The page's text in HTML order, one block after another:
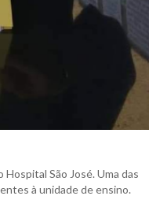
São José. Uma das
à unidade de ensino.